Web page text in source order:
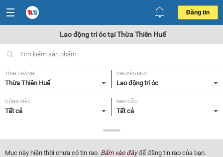
Đăng tin
Lao động trí óc tại Thừa Thiên Huế
TỈNH THÀNH
Thừa Thiên Huế
CHUYÊN MỤC
Lao động trí óc
CÔNG VIỆC
Tất cả
NHU CẦU
Tất cả
Tất cả
Mục này hiện thời chưa có tin rao. Bấm vào đâyđể đăng tin rao của bạn.